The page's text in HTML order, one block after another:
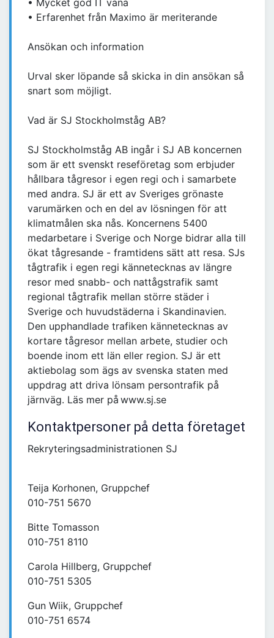
• Mycket god IT vana
• Erfarenhet från Maximo är meriterande
Ansökan och information
Urval sker löpande så skicka in din ansökan så
snart som möjligt.
Vad är SJ Stockholmståg AB?
SJ Stockholmståg AB ingår i SJ AB koncernen
som är ett svenskt reseföretag som erbjuder
hållbara tågresor i egen regi och i samarbete
med andra. SJ är ett av Sveriges grönaste
varumärken och en del av lösningen för att
klimatmålen ska nås. Koncernens 5400
medarbetare i Sverige och Norge bidrar alla till
ökat tågresande - framtidens sätt att resa. SJs
tågtrafik i egen regi kännetecknas av längre
resor med snabb- och nattågstrafik samt
regional tågtrafik mellan större städer i
Sverige och huvudstäderna i Skandinavien.
Den upphandlade trafiken kännetecknas av
kortare tågresor mellan arbete, studier och
boende inom ett län eller region. SJ är ett
aktiebolag som ägs av svenska staten med
uppdrag att driva lönsam persontrafik på
järnväg. Läs mer på www.sj.se
Kontaktpersoner på detta företaget
Rekryteringsadministrationen SJ
Teija Korhonen, Gruppchef
010-751 5670
Bitte Tomasson
010-751 8110
Carola Hillberg, Gruppchef
010-751 5305
Gun Wiik, Gruppchef
010-751 6574